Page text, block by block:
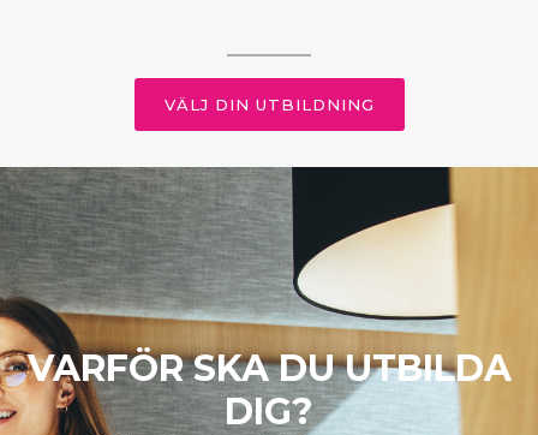
VÄLJ DIN UTBILDNING
VARFÖR SKA DU UTBILDA
DIG?